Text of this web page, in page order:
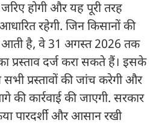
जरिए होगी और यह पूरी तरह
रहेगी. जिन किसानों की
आती है, वे 31 अगस्त 2026 तक
प्रस्ताव दर्ज करा सकते हैं। इसके
सभी प्रस्तावों की जांच करेगी और
कार्रवाई की जाएगी. सरकार
पारदर्शी और आसान रखी